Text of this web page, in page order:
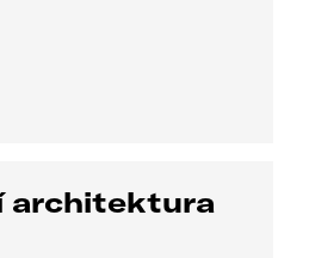
architektura